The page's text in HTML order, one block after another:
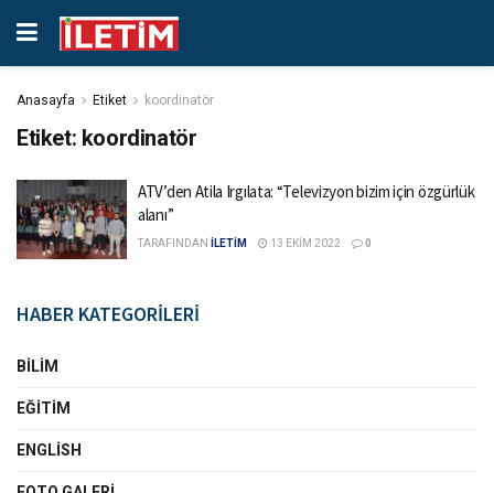
Anasayfa Etiket koordinatör
Etiket: koordinatör
ATV’den Atila Irgılata: “Televizyon bizim için özgürlük
alanı”
TARAFINDAN İLETİM 13 EKIM 2022 0
HABER KATEGORİLERİ
BILIM
EĞITIM
ENGLISH